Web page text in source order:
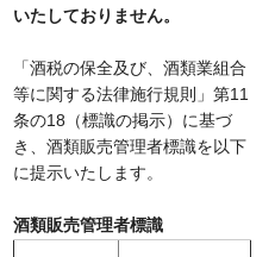
いたしておりません。
「酒税の保全及び、酒類業組合
等に関する法律施行規則」第11
条の18（標識の掲示）に基づ
き、酒類販売管理者標識を以下
に提示いたします。
酒類販売管理者標識